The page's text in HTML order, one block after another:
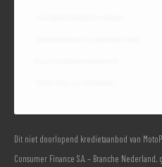
Dit niet doorlopend kredietaanbod van
Consumer Finance S.A. – Branche